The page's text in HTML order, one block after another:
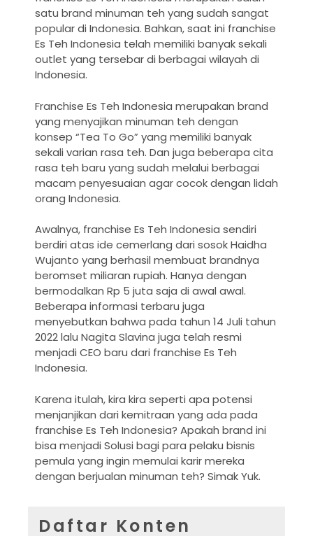
satu brand minuman teh yang sudah sangat
popular di Indonesia. Bahkan, saat ini franchise
Es Teh Indonesia telah memiliki banyak sekali
outlet yang tersebar di berbagai wilayah di
Indonesia.
Franchise Es Teh Indonesia merupakan brand
yang menyajikan minuman teh dengan
konsep “Tea To Go” yang memiliki banyak
sekali varian rasa teh. Dan juga beberapa cita
rasa teh baru yang sudah melalui berbagai
macam penyesuaian agar cocok dengan lidah
orang Indonesia.
Awalnya, franchise Es Teh Indonesia sendiri
berdiri atas ide cemerlang dari sosok Haidha
Wujanto yang berhasil membuat brandnya
beromset miliaran rupiah. Hanya dengan
bermodalkan Rp 5 juta saja di awal awal.
Beberapa informasi terbaru juga
menyebutkan bahwa pada tahun 14 Juli tahun
2022 lalu Nagita Slavina juga telah resmi
menjadi CEO baru dari franchise Es Teh
Indonesia.
Karena itulah, kira kira seperti apa potensi
menjanjikan dari kemitraan yang ada pada
franchise Es Teh Indonesia? Apakah brand ini
bisa menjadi Solusi bagi para pelaku bisnis
pemula yang ingin memulai karir mereka
dengan berjualan minuman teh? Simak Yuk.
Daftar Konten